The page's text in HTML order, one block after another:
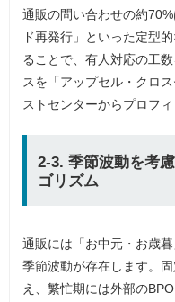
通販の問い合わせの約
ド再発行」といった定型
ることで、有人対応の工
スを「アップセル・クロ
ストセンターからプロフ
2-3. 季節波動を考
ゴリズム
通販には「お中元・お歳
季節波動が存在します。
え、繁忙期には外部の